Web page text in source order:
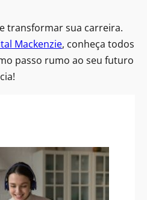
transformar sua carreira.
Mackenzie, conheça todos
passo rumo ao seu futuro